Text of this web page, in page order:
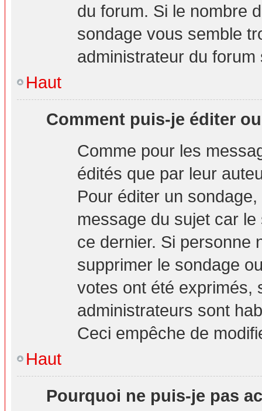
du forum. Si le nombre
sondage vous semble
administrateur du forum
Haut
Comment puis-je éditer
Comme pour les
édités que par leur
Pour éditer un
message du sujet car
ce dernier. Si personne
supprimer le sondage
votes ont été exprimés,
administrateurs sont
Ceci empêche de
Haut
Pourquoi ne puis-je pas